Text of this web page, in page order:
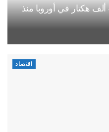
حرائق الغابات تلتهم نحو 435 ألف هكتار في أوروبا منذ
اقتصاد